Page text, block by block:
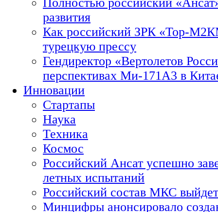
развития
Как российский ЗРК «Тор-
турецкую прессу
Гендиректор «Вертолетов
перспективах Ми-171А3 в
Инновации
Стартапы
Наука
Техника
Космос
Российский Ансат успешно
летных испытаний
Российский состав МКС
Минцифры анонсировало